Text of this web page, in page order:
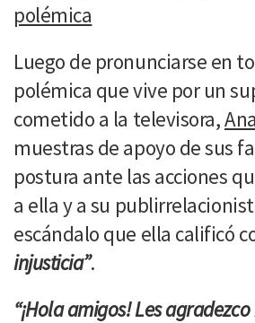
polémica
Luego de pronunciarse en
polémica que vive por un
cometido a la televisora,
muestras de apoyo de sus
postura ante las acciones
a ella y a su
escándalo que ella calificó
injusticia”.
“¡Hola amigos! Les